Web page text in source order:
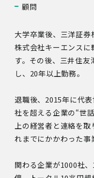
顧問
大学卒業後、三洋証
株式会社キーエンス
す。その後、三井住
し、20年以上勤務。
退職後、2015年に代
社を超える企業の“世
上の経営者と連絡を
れまでにかかわった事
関わる企業が1000社、